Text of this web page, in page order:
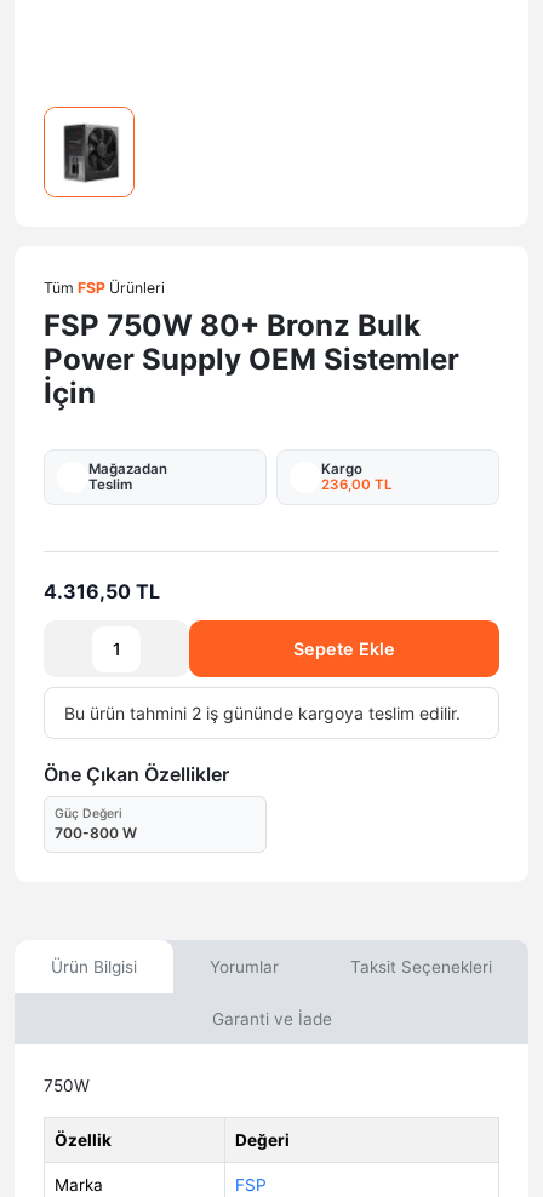
Tüm FSP Ürünleri
FSP 750W 80+ Bronz Bulk
Power Supply OEM Sistemler
İçin
Mağazadan
Teslim
Kargo
236,00 TL
4.316,50 TL
Sepete Ekle
Bu ürün tahmini 2 iş gününde kargoya teslim edilir.
Öne Çıkan Özellikler
Güç Değeri
700-800 W
Ürün Bilgisi Yorumlar Taksit Seçenekleri
Garanti ve İade
750W
Özellik Değeri
Marka FSP